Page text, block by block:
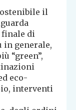
il
finale di
in generale,
“green”,
eco-
interventi